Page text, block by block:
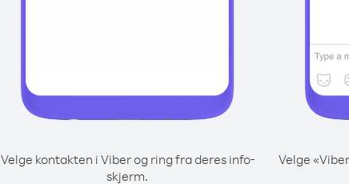
Velge kontakten i Viber og ring fra deres info-
skjerm.
Velge